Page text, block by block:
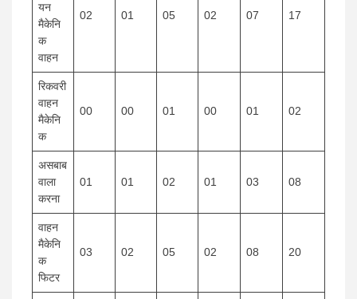
यन
मैकेनि
क
वाहन
02 01 05 02 07 17
रिकवरी
वाहन
मैकेनि
क
00 00 01 00 01 02
असबाब
वाला
करना
01 01 02 01 03 08
वाहन
मैकेनि
क
फिटर
03 02 05 02 08 20